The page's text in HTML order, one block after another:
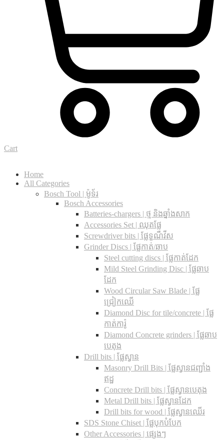
Cart
Home
All Categories
Bosch Tool | ម៉ូទ័រ
Bosch Accessories
Batteries-chargers | ថ្ម និងឆ្នាំងសាក
Accessories Set | ឈុតផ្លែ
Screwdriver bits | ផ្លែទួណឺវីស
Grinder Discs |​ ផ្លែកាត់/ឆាប
Steel cutting discs |​ ផ្លែកាត់ដែក
Mild Steel Grinding Disc | ផ្លែឆាប
ដែក
Wood Circular Saw Blade | ផ្លែ
ជ្រៀកឈើ
Diamond Disc for tile/concrete​ | ផ្លែ
កាត់ការ៉ូ
Diamond Concrete grinders | ផ្លែឆាប
បេតុង
Drill bits |​ ផ្លែស្វាន
Masonry Drill Bits |​ ផ្លែស្វានជញ្ជាំង
ឥដ្ឋ
Concrete Drill bits |​ ផ្លែស្វានបេតុង
Metal Drill bits |​ ផ្លែស្វានដែក
Drill bits for wood |​ ផ្លែស្វានឈើរ
SDS Stone Chiset |​ ផ្លែបុកបំបែក
Other Accessories | ផ្សេងៗ